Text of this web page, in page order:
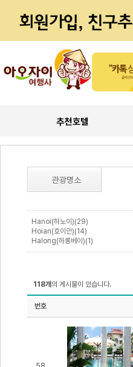
관광명소
Hanoi(하노이)(29)
Hoian(호이안)(14)
Halong(하롱베이)(1)
118개의 게시물이 있습니다.
번호